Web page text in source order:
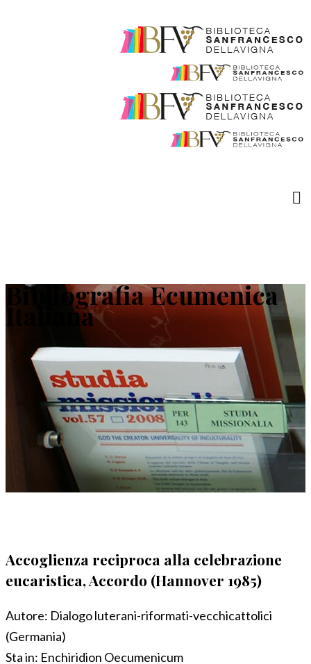
Bibliografia Ecumenica
Italiana
Accoglienza reciproca alla celebrazione
eucaristica, Accordo (Hannover 1985)
Autore: Dialogo luterani-riformati-vecchicattolici
(Germania)
Sta in: Enchiridion Oecumenicum